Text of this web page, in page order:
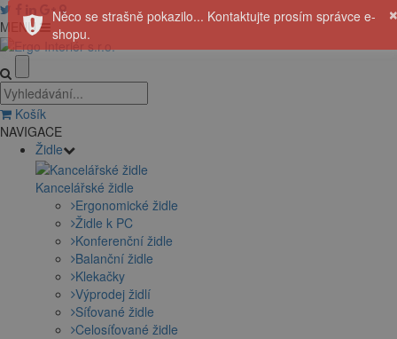
MENU
Košík
NAVIGACE
Židle
Kancelářské židle
Ergonomické židle
Židle k PC
Konferenční židle
Balanční židle
Klekačky
Výprodej židlí
Síťované židle
Celosíťované židle
Něco se strašně pokazilo... Kontaktujte prosím správce e-
shopu.